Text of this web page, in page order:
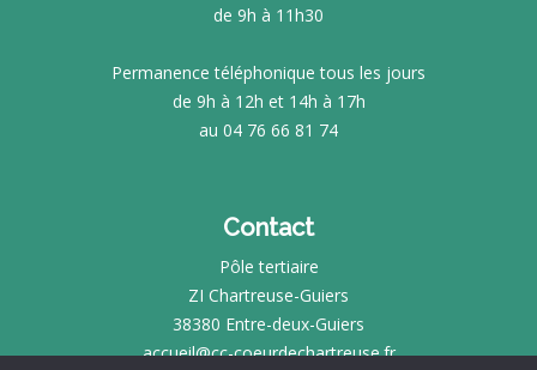
de 9h à 11h30
Permanence téléphonique tous les jours
de 9h à 12h et 14h à 17h
au 04 76 66 81 74
Contact
Pôle tertiaire
ZI Chartreuse-Guiers
38380 Entre-deux-Guiers
accueil@cc-coeurdechartreuse.fr